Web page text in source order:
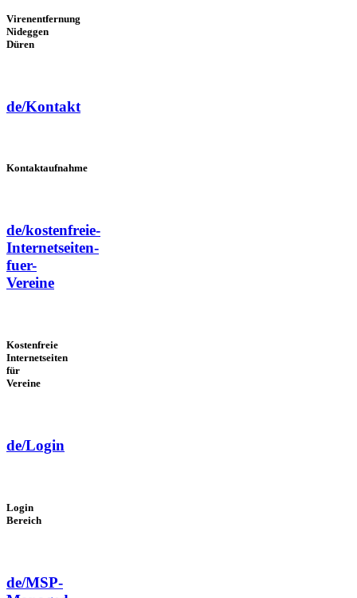
Virenentfernung
Nideggen
Düren
de/Kontakt
Kontaktaufnahme
de/kostenfreie-
Internetseiten-
fuer-
Vereine
Kostenfreie
Internetseiten
für
Vereine
de/Login
Login
Bereich
de/MSP-